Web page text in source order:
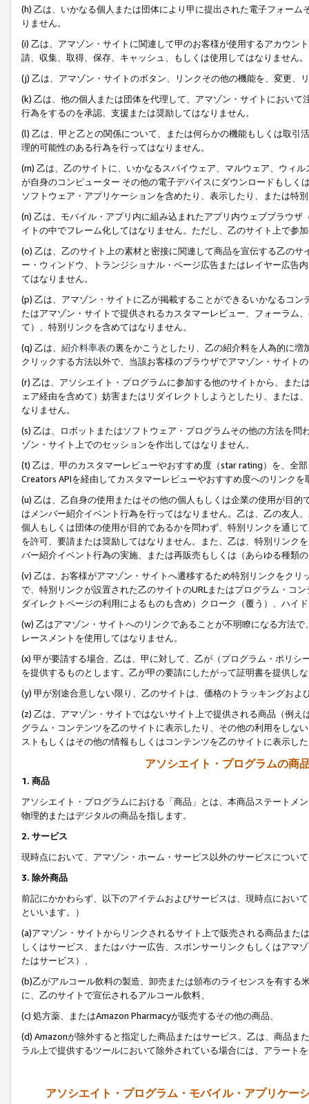
(h) 乙は、いかなる個人または団体により甲に提出された電子フォー
りません。
(i) 乙は、アマゾン・サイトに関連して甲のお客様が使用するアカウン
請、収集、取得、保存、キャッシュ、もしくは使用してはなりません。
(j) 乙は、アマゾン・サイトのボタン、リンクその他の機能を、変更、
(k) 乙は、他の個人または団体を代理して、アマゾン・サイトにおい
行為をするのを承認、支援または奨励してはなりません。
(l) 乙は、甲と乙との関係について、または何らかの機能もしくは取
理的可能性のある行為を行ってはなりません。
(m) 乙は、乙のサイトに、いかなるスパイウェア、マルウェア、ウィ
が自身のコンピューター その他の電子デバイスにダウンロードもし
ソフトウェア・アプリケーションを含めたり、表示したり、または特
(n) 乙は、モバイル・アプリ内に組み込まれたアプリ内ウェブブラウ
イトの中でフレーム化してはなりません。ただし、乙のサイト上で参
(o) 乙は、乙のサイト上の素材と密接に関連して商品を宣伝する乙の
ー・ウィンドウ、トランジショナル・ページ広告またはレイヤー広告
てはなりません。
(p) 乙は、アマゾン・サイトに乙が掲載することができるいかなるコ
たはアマゾン・サイトで提供されるカスタマーレビュー、フォーラム
て）、特別リンクを含めてはなりません。
(q) 乙は、 紹介料率表の裏をかこうとしたり、乙の紹介料を人為的に
クリックする方法以外で、当該お客様のブラウザでアマゾン・サイト
(r) 乙は、アソシエイト・プログラムに参加する他のサイトから、ま
ェア経由を含めて）妨害またはリダイレクトしようとしたり、または
なりません。
(s) 乙は、ロボットまたはソフトウェア・プログラムその他の方法を
ゾン・サイト上でのセッションを作出してはなりません。
(t) 乙は、甲のカスタマーレビューやおすすめ度（star rating）を、全
Creators APIを経由してカスタマーレビューやおすすめ度へのリンクを
(u) 乙は、乙自身の使用またはその他の個人もしくは企業の使用が目
はメンバー紹介イベント行為を行ってはなりません。乙は、乙の友人
個人もしくは団体の使用が目的であるかを問わず、特別リンクを通じ
を許可、要請または奨励してはなりません。また、乙は、特別リンク
バー紹介イベント行為の実施、または再販売もしくは（あらゆる種類
(v) 乙は、お客様がアマゾン・サイトへ遷移するため特別リンクをク
で、特別リンクが設置された乙のサイトのURLまたはプログラム・コ
ダイレクトページの利用によるものも含め）クローク（覆う）、ハイ
(w) 乙はアマゾン・サイトへのリンクであることが不明瞭になる方法
レースメントを使用してはなりません。
(x) 甲が要請する場合、乙は、甲に対して、乙が（プログラム・ポリ
を提供するものとします。乙が甲の要請にしたがって証明書を提供し
(y) 甲が別途合意しない限り、乙のサイトは、価格のトラッキングお
(z) 乙は、アマゾン・サイトではないサイト上で提供される商品（例
グラム・コンテンツを乙のサイトに表示したり、その他の利用をしな
ストもしくはその他の情報もしくはコンテンツを乙のサイトに表示し
アソシエイト・プログラムの商
1. 商品
アソシエイト・プログラムにおける「商品」とは、本商品ステートメ
物理的またはデジタルの商品を指します。
2. サービス
現時点において、アマゾン・ホーム・サービス以外のサービスについ
3. 除外商品
前記にかかわらず、以下のアイテムおよびサービスは、現時点におい
といいます。）
(a)アマゾン・サイトからリンクされるサイト上で販売される商品ま
しくはサービス、またはバナー広告、スポンサーリンクもしくはアマ
たはサービス）、
(b)乙がアルコール飲料の製造、卸売または頒布のライセンスを有す
に、乙のサイトで宣伝されるアルコール飲料、
(c) 処方薬、またはAmazon Pharmacyが販売するその他の商品、
(d) Amazonが除外すると指定した商品またはサービス。乙は、商品ま
ラル上で提供するツールにおいて除外されている場合には、アラート
アソシエイト・プログラム・モバイル・アプリケー